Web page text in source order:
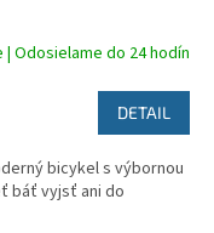
A
R
M
| Odosielame do 24 hodín
DETAIL
bicykel s výbornou
báť vyjsť ani do